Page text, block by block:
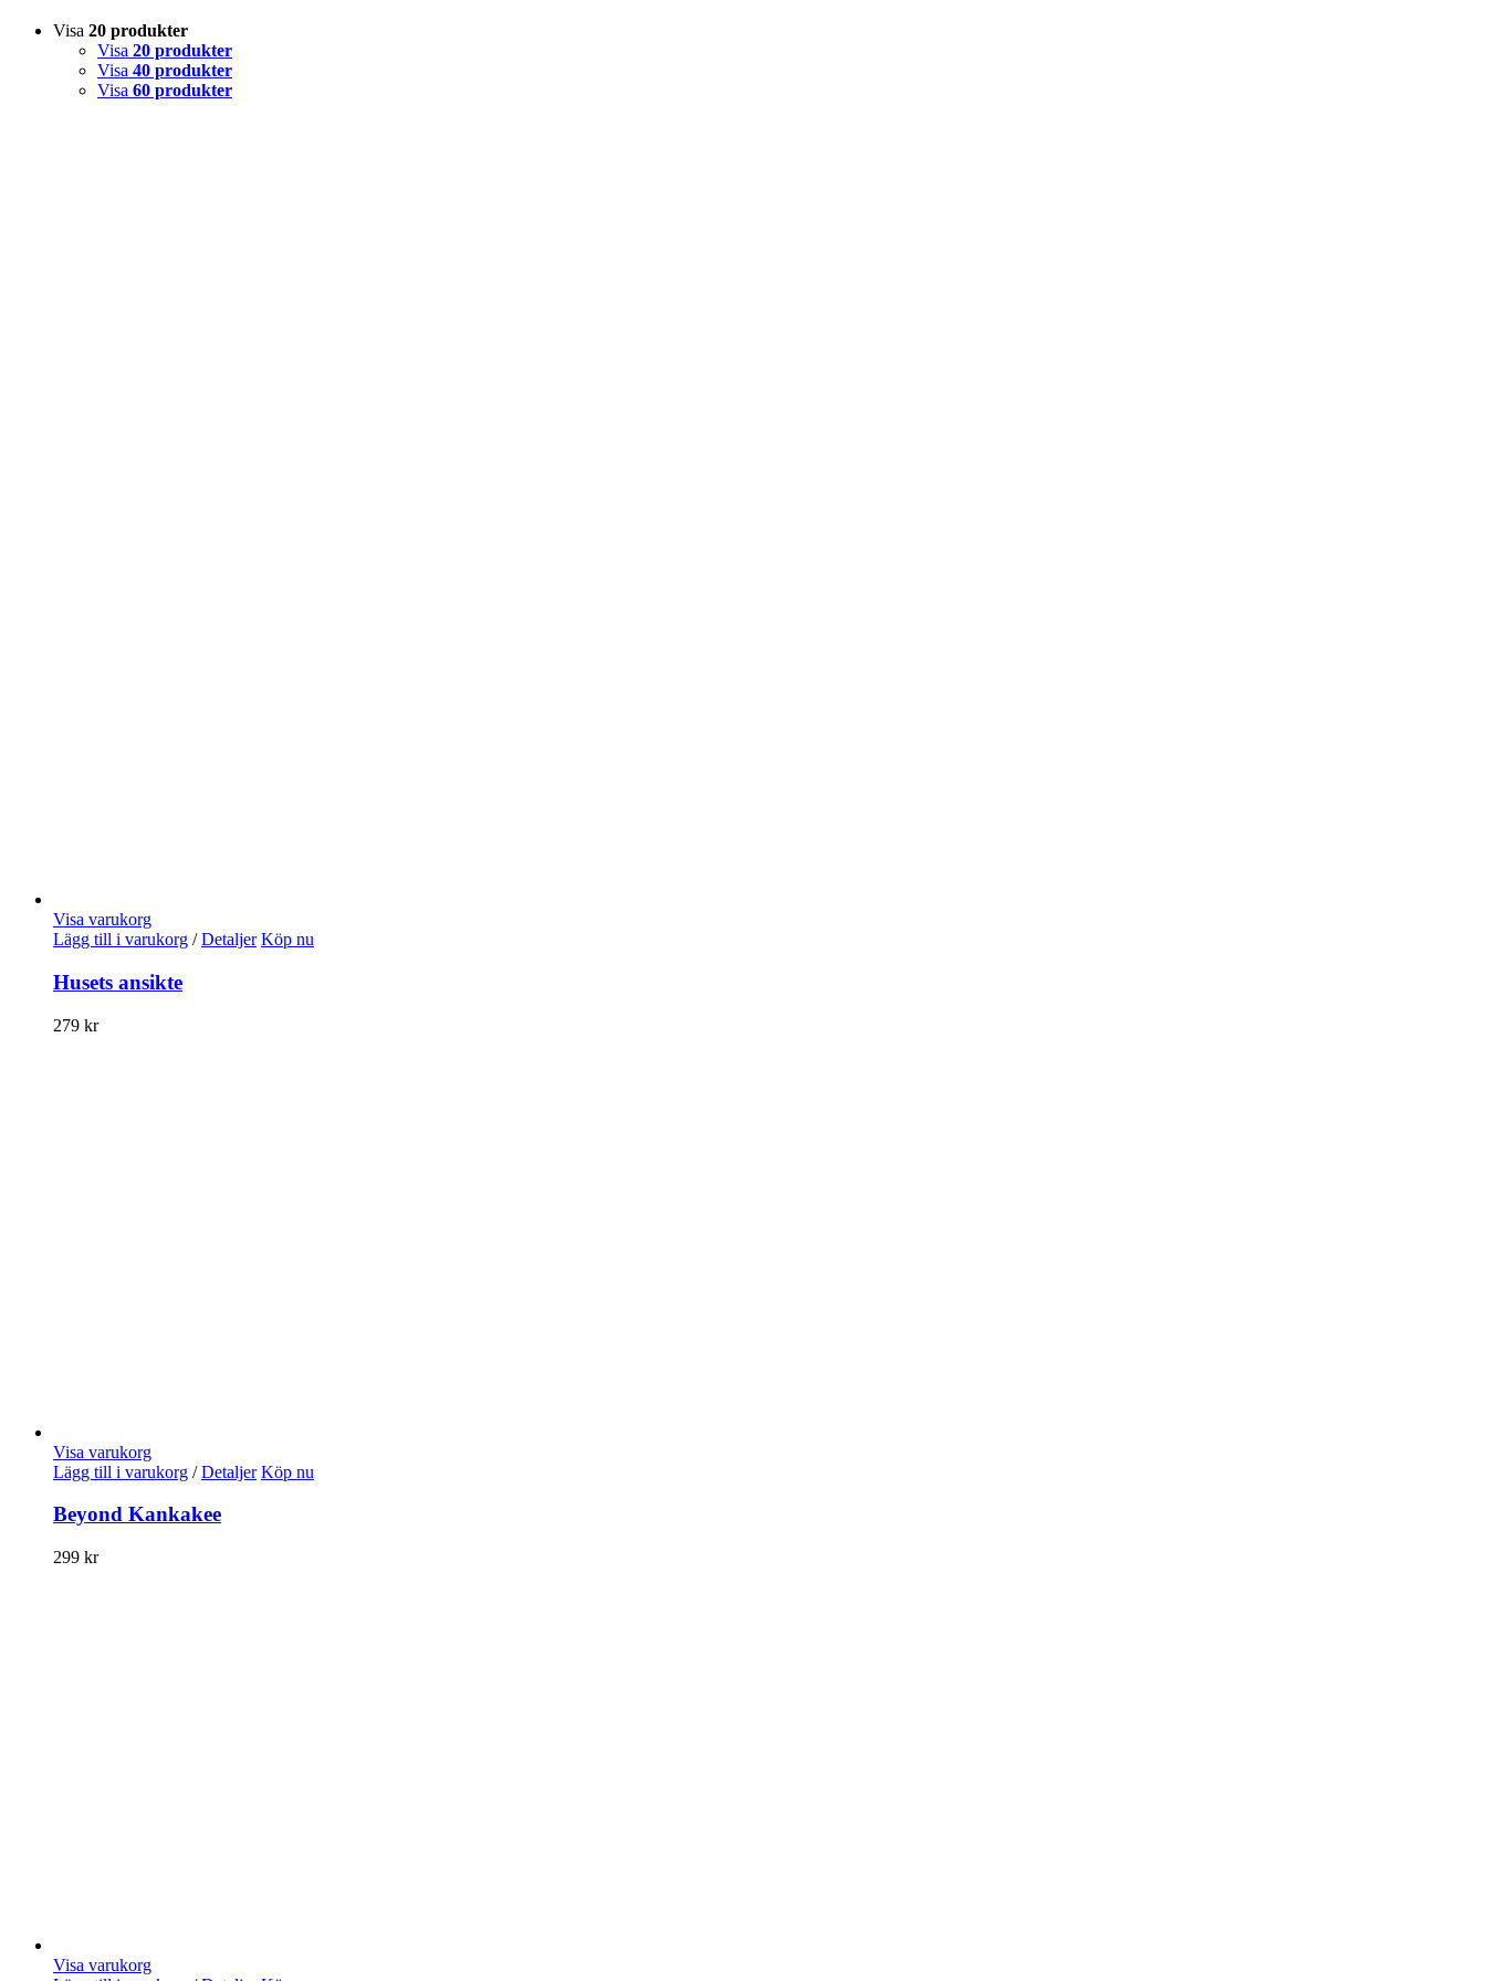
Visa 20 produkter
Visa 20 produkter
Visa 40 produkter
Visa 60 produkter
Visa varukorg
Lägg till i varukorg / Detaljer Köp nu
Husets ansikte
279 kr
Visa varukorg
Lägg till i varukorg / Detaljer Köp nu
Beyond Kankakee
299 kr
Visa varukorg